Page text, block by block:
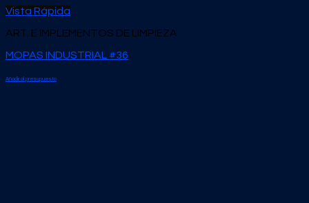
Vista Rápida
ART. E IMPLEMENTOS DE LIMPIEZA
MOPAS INDUSTRIAL #36
Añadir al presupuesto